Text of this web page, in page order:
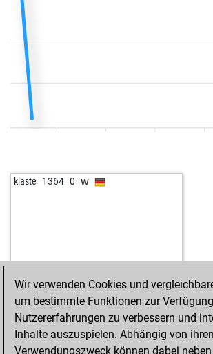
klaste 1364 0 w
Wir verwenden Cookies und
um bestimmte Funktionen zur
Nutzererfahrungen zu verbessern und
Inhalte auszuspielen. Abhängig von
Verwendungszweck können dabei